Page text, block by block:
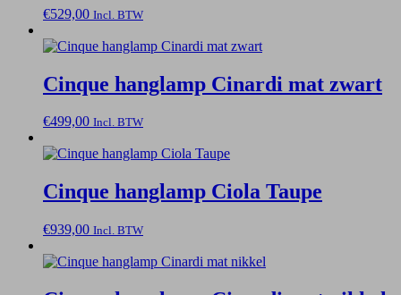
€529,00 Incl. BTW
Cinque hanglamp Cinardi mat zwart
€499,00 Incl. BTW
Cinque hanglamp Ciola Taupe
€939,00 Incl. BTW